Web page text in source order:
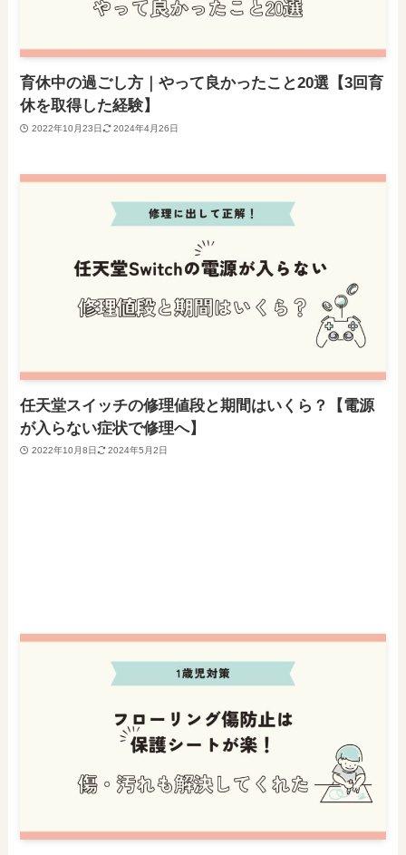
育休中の過ごし方｜やって良かったこと20選【3回育
休を取得した経験】
2022年10月23日 2024年4月26日
任天堂スイッチの修理値段と期間はいくら？【電源
が入らない症状で修理へ】
2022年10月8日 2024年5月2日